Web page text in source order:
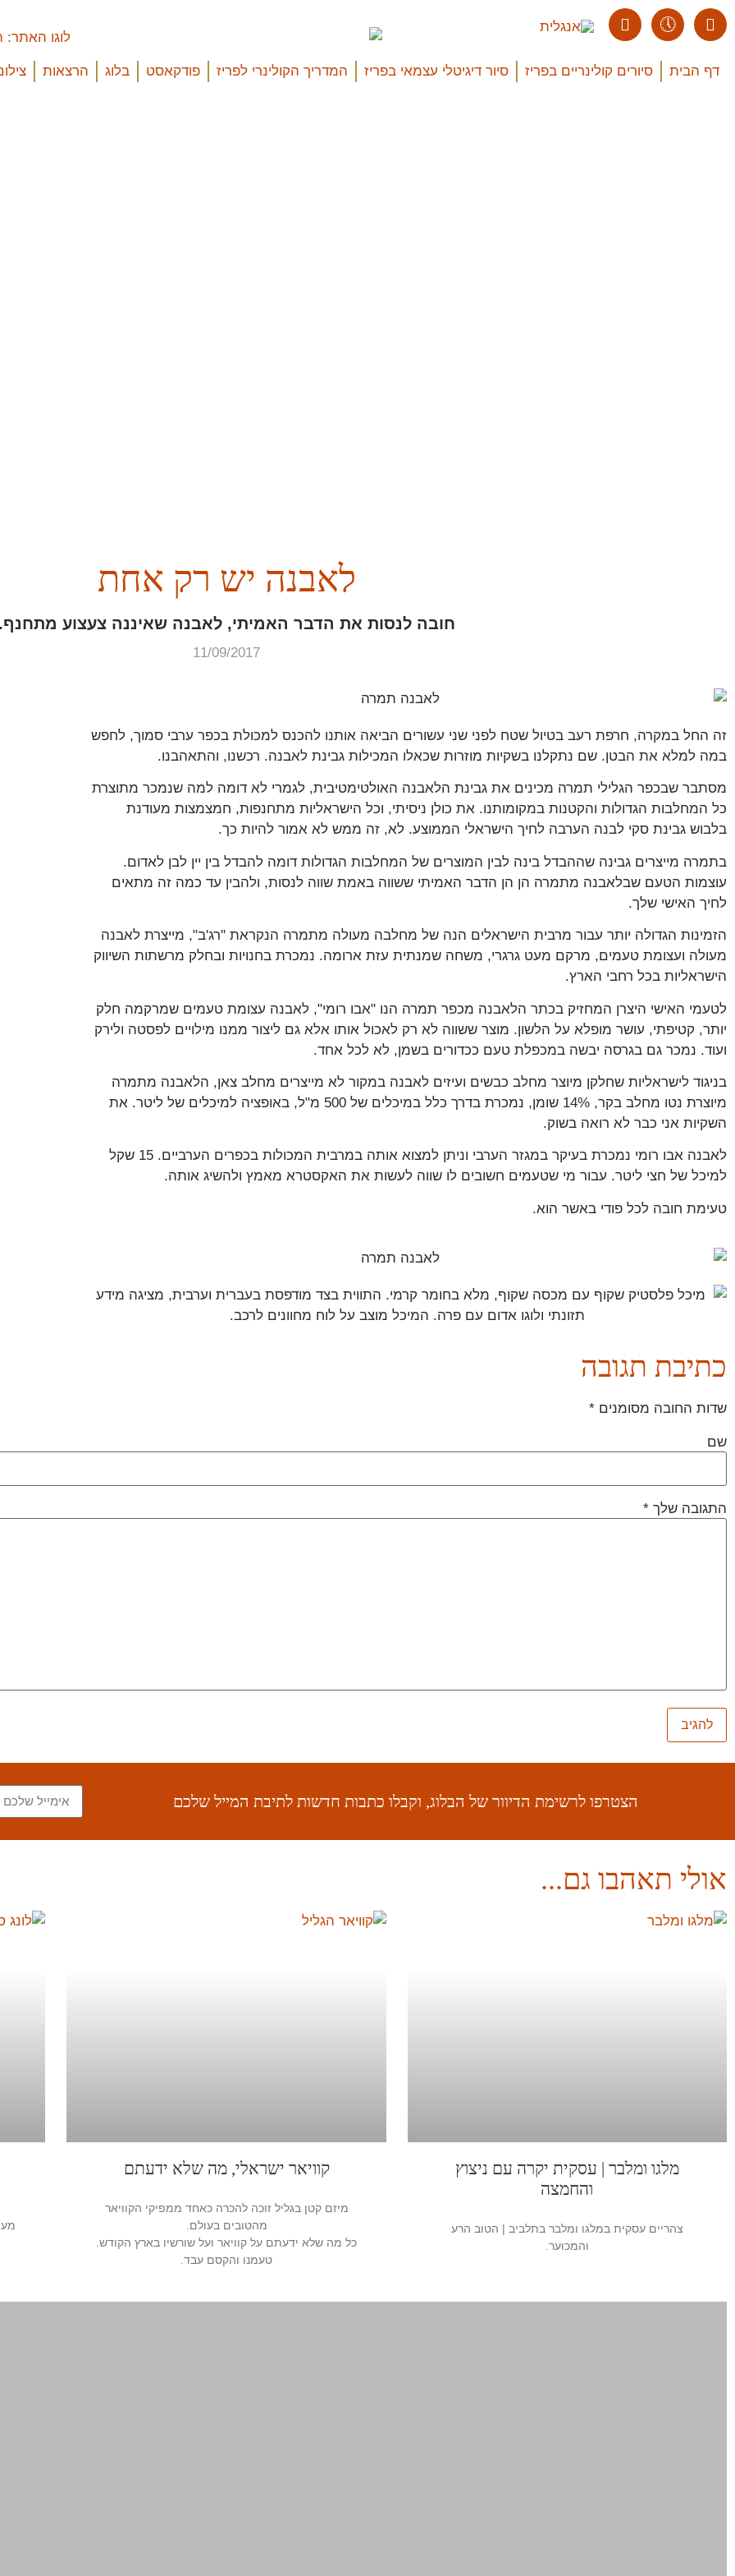
דף הבית סיורים קולינריים בפריז סיור דיגיטלי עצמאי בפריז המדריך הקולינרי לפריז פודקאסט בלוג הרצאות
לאבנה יש רק אחת
חובה לנסות את הדבר האמיתי, לאבנה שאיננה צעצוע מתחנף.
11/09/2017
זה החל במקרה, חרפת רעב בטיול שטח לפני שני עשורים הביאה אותנו להכנס למכולת בכפר ערבי סמוך, לחפש
במה למלא את הבטן. שם נתקלנו בשקיות מוזרות שכאלו המכילות גבינת לאבנה. רכשנו, והתאהבנו.
מסתבר שבכפר הגלילי תמרה מכינים את גבינת הלאבנה האולטימטיבית, לגמרי לא דומה למה שנמכר מתוצרת
כל המחלבות הגדולות והקטנות במקומותנו. את כולן ניסיתי, וכל הישראליות מתחנפות, חמצמצות מעודנת
בלבוש גבינת סקי לבנה הערבה לחיך הישראלי הממוצע. לא, זה ממש לא אמור להיות כך.
בתמרה מייצרים גבינה שההבדל בינה לבין המוצרים של המחלבות הגדולות דומה להבדל בין יין לבן לאדום.
עוצמות הטעם שבלאבנה מתמרה הן הן הדבר האמיתי ששווה באמת שווה לנסות, ולהבין עד כמה זה מתאים
לחיך האישי שלך.
הזמינות הגדולה יותר עבור מרבית הישראלים הנה של מחלבה מעולה מתמרה הנקראת "רג'ב", מייצרת לאבנה
מעולה ועצומת טעמים, מרקם מעט גרגרי, משחה שמנתית עזת ארומה. נמכרת בחנויות ובחלק מרשתות השיווק
הישראליות בכל רחבי הארץ.
לטעמי האישי היצרן המחזיק בכתר הלאבנה מכפר תמרה הנו "אבו רומי", לאבנה עצומת טעמים שמרקמה חלק
יותר, קטיפתי, עושר מופלא על הלשון. מוצר ששווה לא רק לאכול אותו אלא גם ליצור ממנו מילויים לפסטה ולירק
ועוד. נמכר גם בגרסה יבשה במכפלת טעם ככדורים בשמן, לא לכל אחד.
בניגוד לישראליות שחלקן מיוצר מחלב כבשים ועיזים לאבנה במקור לא מייצרים מחלב צאן, הלאבנה מתמרה
מיוצרת נטו מחלב בקר, 14% שומן, נמכרת בדרך כלל במיכלים של 500 מ"ל, באופציה למיכלים של ליטר. את
השקיות אני כבר לא רואה בשוק.
לאבנה אבו רומי נמכרת בעיקר במגזר הערבי וניתן למצוא אותה במרבית המכולות בכפרים הערביים. 15 שקל
למיכל של חצי ליטר. עבור מי שטעמים חשובים לו שווה לעשות את האקסטרא מאמץ ולהשיג אותה.
טעימת חובה לכל פודי באשר הוא.
כתיבת תגובה
שדות החובה מסומנים *
שם
התגובה שלך *
הצטרפו לרשימת הדיוור של הבלוג, וקבלו כתבות חדשות לתיבת המייל שלכם
אולי תאהבו גם...
מלגו ומלבר | עסקית יקרה עם ניצוץ
והחמצה
צהריים עסקית במלגו ומלבר בתלביב | הטוב הרע
והמכוער.
קוויאר ישראלי, מה שלא ידעתם
מיזם קטן בגליל זוכה להכרה כאחד ממפיקי הקוויאר
מהטובים בעולם.
כל מה שלא ידעתם על קוויאר ועל שורשיו בארץ הקודש.
טעמנו והקסם עבד.